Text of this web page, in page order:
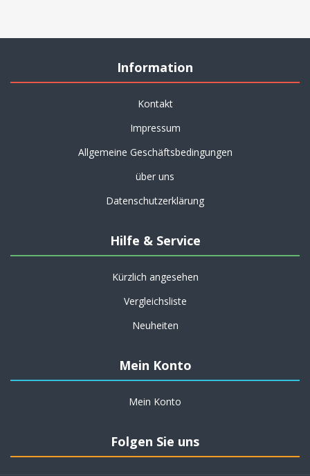
Information
Kontakt
Impressum
Allgemeine Geschäftsbedingungen
über uns
Datenschutzerklärung
Hilfe & Service
Kürzlich angesehen
Vergleichsliste
Neuheiten
Mein Konto
Mein Konto
Folgen Sie uns